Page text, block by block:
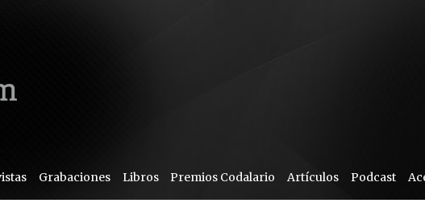
Grabaciones Libros Premios Codalario Artículos Podcast